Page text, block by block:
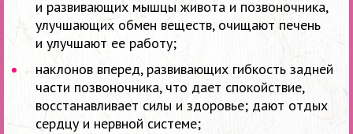
и развивающих мышцы живота и позвоночника,
улучшающих обмен веществ, очищают печень
и улучшают ее работу;
наклонов вперед, развивающих гибкость задней
части позвоночника, что дает спокойствие,
восстанавливает силы и здоровье; дают отдых
сердцу и нервной системе;